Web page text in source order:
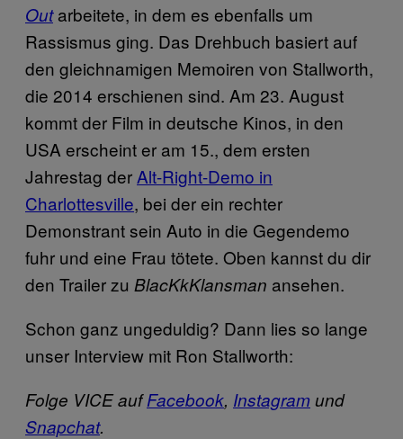
Outarbeitete, in dem es ebenfalls um
Rassismus ging. Das Drehbuch basiert auf
den gleichnamigen Memoiren von Stallworth,
die 2014 erschienen sind. Am 23. August
kommt der Film in deutsche Kinos, in den
USA erscheint er am 15., dem ersten
Jahrestag der Alt-Right-Demo in
Charlottesville, bei der ein rechter
Demonstrant sein Auto in die Gegendemo
fuhr und eine Frau tötete. Oben kannst du dir
den Trailer zu BlacKkKlansman ansehen.
Schon ganz ungeduldig? Dann lies so lange
unser Interview mit Ron Stallworth:
Folge VICE aufFacebook, Instagramund
Snapchat.